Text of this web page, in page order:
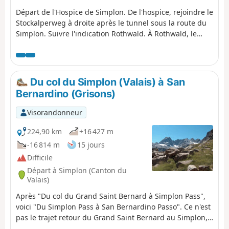
Départ de l'Hospice de Simplon. De l'hospice, rejoindre le
Stockalperweg à droite après le tunnel sous la route du
Simplon. Suivre l'indication Rothwald. À Rothwald, le
Wäse puis Wintrigmatte. Le chemin contourne le torrent
Furggubaum au niveau de Scrickboden au pied de la
Furggubaumlicke et commence à monter vers la
Bortelhütte. Le sentier redescend vers le torrent Schiess
(petit pont) et remonte légèrement vers Stafel qui offre
un panorama sur le Bortelhorn. Une route empierrée
conduit en haut du village de Rosswald.Balisage : Blanc-
Rouge-Blanc.
Du col du Simplon (Valais) à San
Bernardino (Grisons)
Visorandonneur
224,90 km
+16 427 m
-16 814 m
15 jours
Difficile
Départ à Simplon (Canton du
Valais)
Après "Du col du Grand Saint Bernard à Simplon Pass",
voici "Du Simplon Pass à San Bernardino Passo". Ce n'est
pas le trajet retour du Grand Saint Bernard au Simplon,